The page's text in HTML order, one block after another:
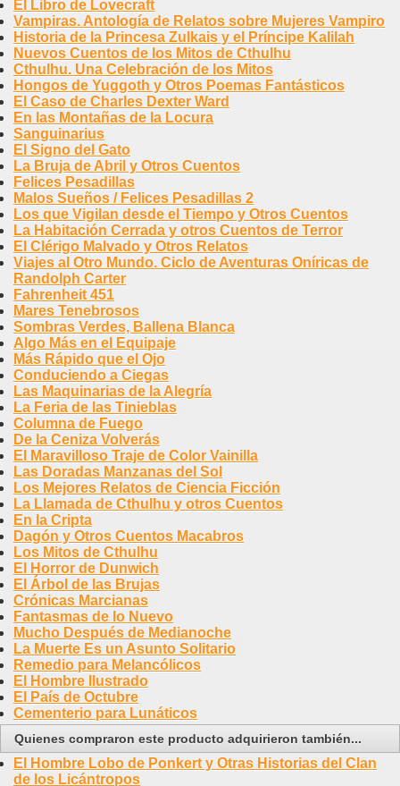
El Libro de Lovecraft
Vampiras. Antología de Relatos sobre Mujeres Vampiro
Historia de la Princesa Zulkais y el Príncipe Kalilah
Nuevos Cuentos de los Mitos de Cthulhu
Cthulhu. Una Celebración de los Mitos
Hongos de Yuggoth y Otros Poemas Fantásticos
El Caso de Charles Dexter Ward
En las Montañas de la Locura
Sanguinarius
El Signo del Gato
La Bruja de Abril y Otros Cuentos
Felices Pesadillas
Malos Sueños / Felices Pesadillas 2
Los que Vigilan desde el Tiempo y Otros Cuentos
La Habitación Cerrada y otros Cuentos de Terror
El Clérigo Malvado y Otros Relatos
Viajes al Otro Mundo. Ciclo de Aventuras Oníricas de
Randolph Carter
Fahrenheit 451
Mares Tenebrosos
Sombras Verdes, Ballena Blanca
Algo Más en el Equipaje
Más Rápido que el Ojo
Conduciendo a Ciegas
Las Maquinarias de la Alegría
La Feria de las Tinieblas
Columna de Fuego
De la Ceniza Volverás
El Maravilloso Traje de Color Vainilla
Las Doradas Manzanas del Sol
Los Mejores Relatos de Ciencia Ficción
La Llamada de Cthulhu y otros Cuentos
En la Cripta
Dagón y Otros Cuentos Macabros
Los Mitos de Cthulhu
El Horror de Dunwich
El Árbol de las Brujas
Crónicas Marcianas
Fantasmas de lo Nuevo
Mucho Después de Medianoche
La Muerte Es un Asunto Solitario
Remedio para Melancólicos
El Hombre Ilustrado
El País de Octubre
Cementerio para Lunáticos
Quienes compraron este producto adquirieron también...
El Hombre Lobo de Ponkert y Otras Historias del Clan
de los Licántropos